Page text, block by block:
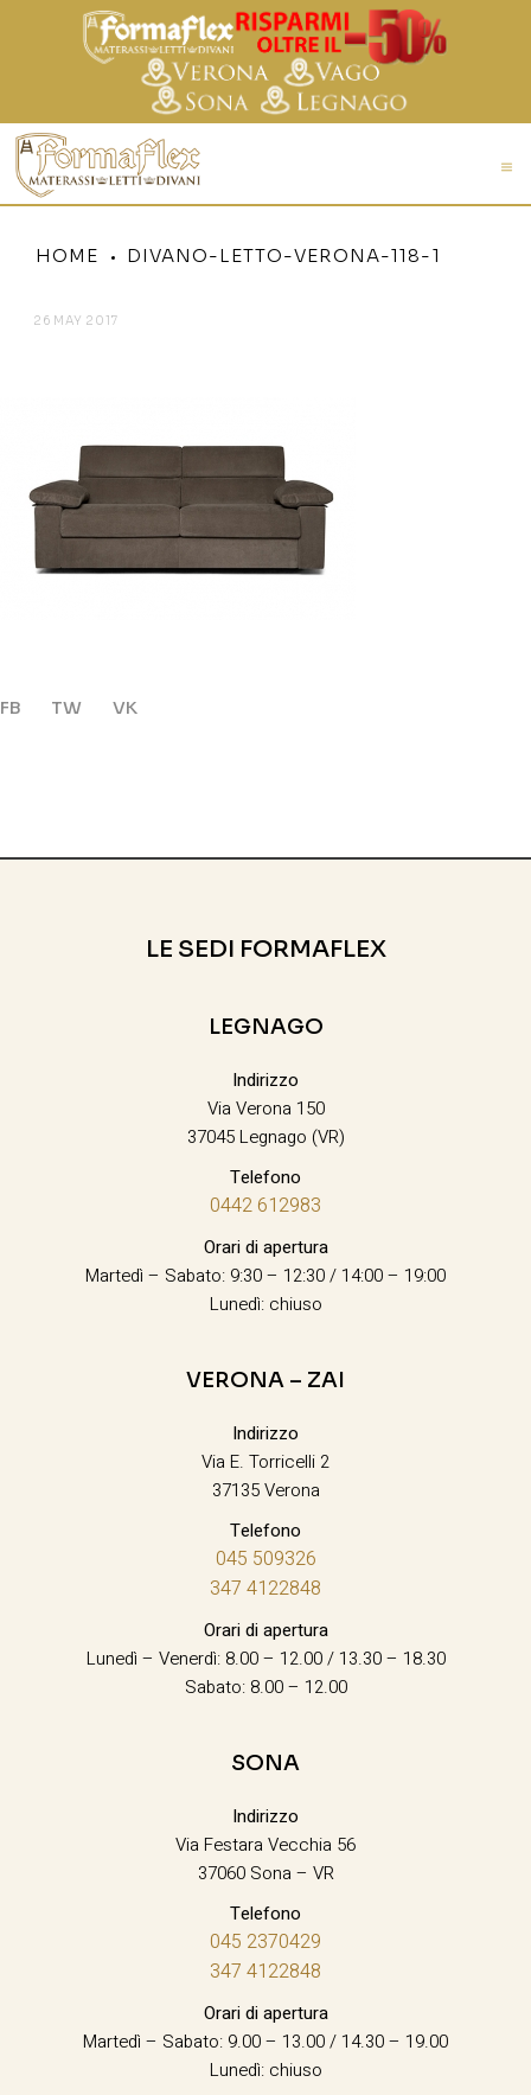
HOME DIVANO-LETTO-VERONA-118-1
26 MAY 2017
FB TW VK
LE SEDI FORMAFLEX
LEGNAGO
Indirizzo
Via Verona 150
37045 Legnago (VR)
Telefono
0442 612983
Orari di apertura
Martedì – Sabato: 9:30 – 12:30 / 14:00 – 19:00
Lunedì: chiuso
VERONA – ZAI
Indirizzo
Via E. Torricelli 2
37135 Verona
Telefono
045 509326
347 4122848
Orari di apertura
Lunedì – Venerdì: 8.00 – 12.00 / 13.30 – 18.30
Sabato: 8.00 – 12.00
SONA
Indirizzo
Via Festara Vecchia 56
37060 Sona – VR
Telefono
045 2370429
347 4122848
Orari di apertura
Martedì – Sabato: 9.00 – 13.00 / 14.30 – 19.00
Lunedì: chiuso